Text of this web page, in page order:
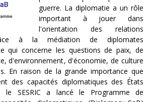
guerre. La diplomatie a un rôle
important à jouer dans
l'orientation des relations
à la médiation de diplomates
qui concerne les questions de paix, de
d'environnement, d'économie, de culture
En raison de la grande importance que
des capacités diplomatiques des États
le SESRIC a lancé le Programme de